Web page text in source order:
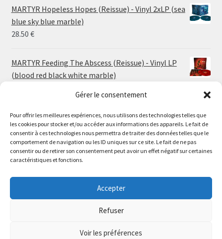
Gérer le consentement
Pour offrir les meilleures expériences, nous utilisons des technologies telles que
les cookies pour stocker et/ou accéder aux informations des appareils. Le fait de
consentir à ces technologies nous permettra de traiter des données telles que le
comportement de navigation ou les ID uniques sur ce site. Le fait de ne pas
consentir ou de retirer son consentement peut avoir un effet négatif sur certaines
caractéristiques et fonctions.
Accepter
Refuser
Voir les préférences
Le magasin de Lyon sera fermé du 30 juillet au 17 août
inclus. Les commandes seront expédiées à partir du 18
The physical record shop will be closed from july 30th to
august 17th included. Online orders will start shipping on
august 18th.
24.00 €
through
MARTYR Hopeless Hopes (Reissue) - Vinyl 2xLP (sea
blue sky blue marble)
28.50 €
MARTYR Feeding The Abscess (Reissue) - Vinyl LP
(blood red black white marble)
MARTYR Warp Zone (Reissue) - Vinyl LP (swamp
green orange marble)
23.00€